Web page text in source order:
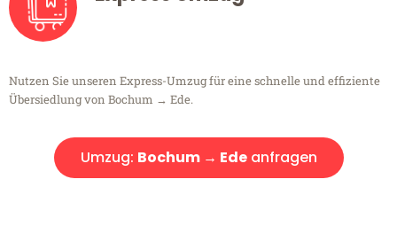
Nutzen Sie unseren Express-Umzug für eine schnelle und effiziente
Übersiedlung von Bochum → Ede.
Umzug: Bochum → Edeanfragen